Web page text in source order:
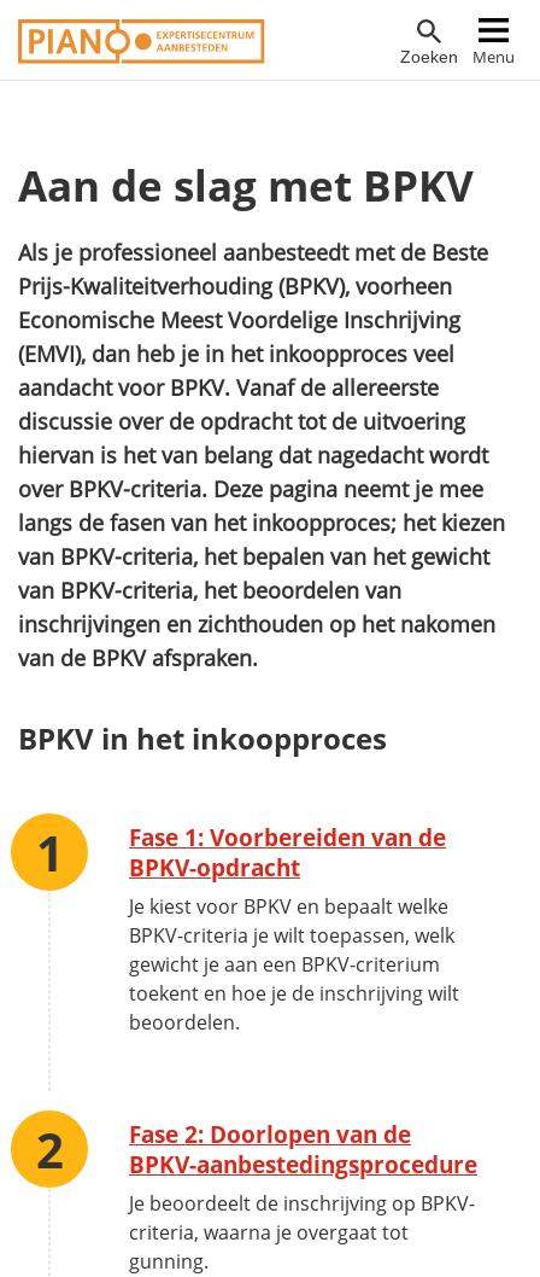
Overslaan
en
gaan
Zoeken Menu
Hoofdnavigatie
Aan de slag met BPKV
Als je professioneel aanbesteedt met de Beste
Prijs-Kwaliteitverhouding (BPKV), voorheen
Economische Meest Voordelige Inschrijving
(EMVI), dan heb je in het inkoopproces veel
aandacht voor BPKV. Vanaf de allereerste
discussie over de opdracht tot de uitvoering
hiervan is het van belang dat nagedacht wordt
over BPKV-criteria. Deze pagina neemt je mee
langs de fasen van het inkoopproces; het kiezen
van BPKV-criteria, het bepalen van het gewicht
van BPKV-criteria, het beoordelen van
inschrijvingen en zichthouden op het nakomen
van de BPKV afspraken.
BPKV in het inkoopproces
Fase 1: Voorbereiden van de
BPKV-opdracht
Je kiest voor BPKV en bepaalt welke
BPKV-criteria je wilt toepassen, welk
gewicht je aan een BPKV-criterium
toekent en hoe je de inschrijving wilt
beoordelen.
Fase 2: Doorlopen van de
BPKV-aanbestedingsprocedure
Je beoordeelt de inschrijving op BPKV-
criteria, waarna je overgaat tot
gunning.